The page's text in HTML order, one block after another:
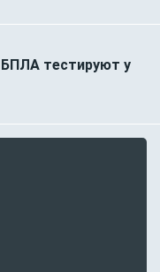
тестируют у